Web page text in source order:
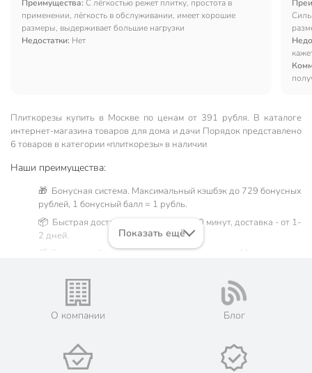
Преимущества: С лёгкостью режет плитку, простота в
применении, лёгкость в обслуживании, имеет хорошие
размеры, выдерживает большие нагрузки
Недостатки: Нет
Плиткорезы купить в Москве по ценам от 391 рубля. В каталоге
интернет-магазина товаров для дома и дачи Порядок представлено
6 товаров в категории «плиткорезы» в наличии
Наши преимущества:
🎁 Бонусная система. Максимальный кэшбэк до 729 бонусных
рублей, 1 бонусный балл = 1 рубль.
📦 Быстрая доставка. Самовывоз от 60 минут, доставка - от 1-
2 дней.
🛒 Бесплатный самовывоз из магазинов города Москва.
его онлайн на официальном сайте сети магазинов Порядок.
💳 Оплата: онлайн на сайте интернет-гипермаркета или
наличными при получении.
📜 Только оригинальная продукция. Интернет-гипермаркет
Порядок - официальный представитель ведущих мировых
Показать ещё
О компании Блог